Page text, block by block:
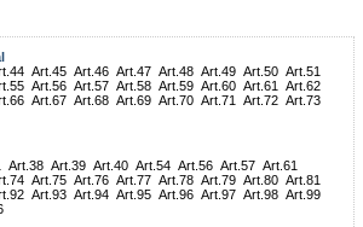
Art.45 Art.46 Art.47 Art.48 Art.49 Art.50 Art.51
Art.56 Art.57 Art.58 Art.59 Art.60 Art.61
Art.62
Art.67 Art.68 Art.69 Art.70 Art.71 Art.72 Art.73
Art.38 Art.39 Art.40 Art.54 Art.56 Art.57 Art.61
Art.75 Art.76 Art.77 Art.78 Art.79 Art.80 Art.81
Art.93 Art.94 Art.95 Art.96 Art.97 Art.98 Art.99